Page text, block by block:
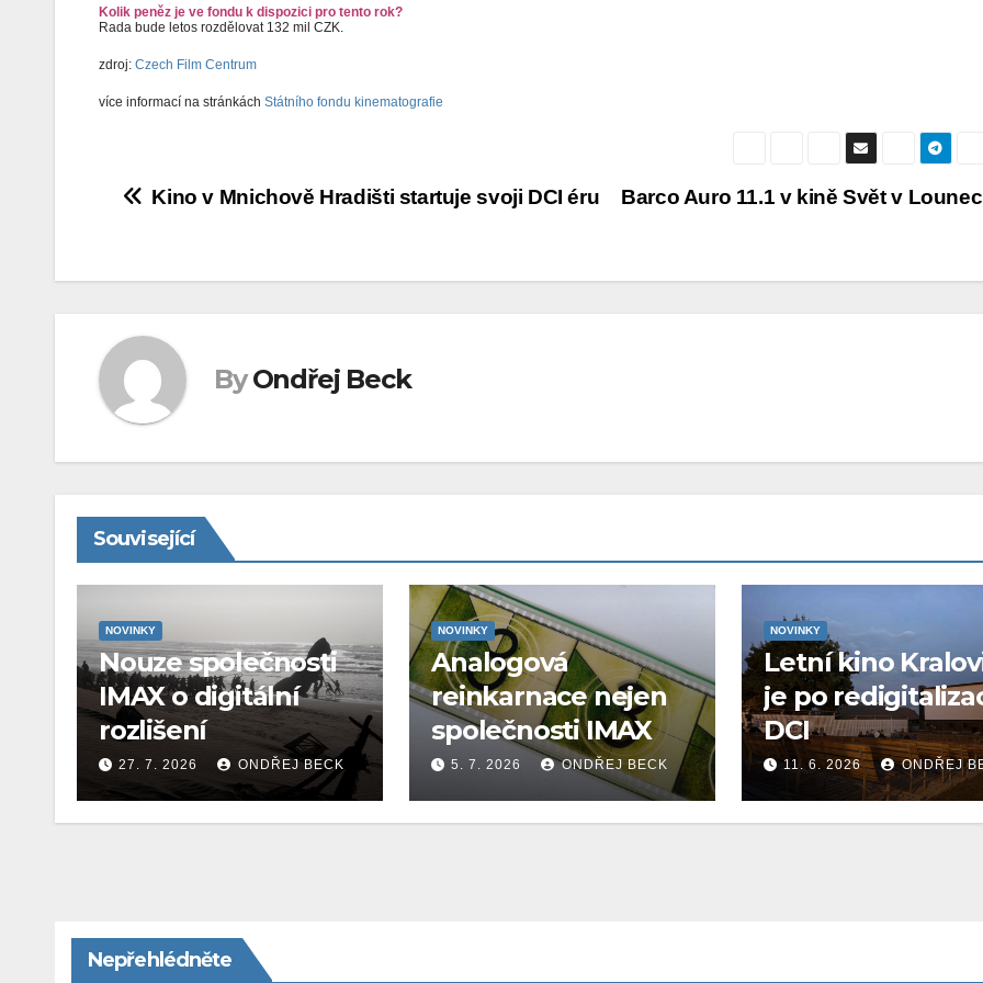
Kolik peněz je ve fondu k dispozici pro tento rok?
Rada bude letos rozdělovat 132 mil CZK.
zdroj: Czech Film Centrum
více informací na stránkách Státního fondu kinematografie
Navigace
příspěvek
Barco Auro 11.1 v kině Svět v
Kino v Mnichově Hradišti startuje svoji DCI éru
By Ondřej Beck
Související
NOVINKY
Nouze společnosti
IMAX o digitální
rozlišení
27. 7. 2026 ONDŘEJ BECK
NOVINKY
Analogová
reinkarnace nejen
společnosti IMAX
5. 7. 2026 ONDŘEJ BECK
NOVINKY
Letní kino
je po
DCI
11. 6. 2026 ONDŘEJ
Nepřehlédněte